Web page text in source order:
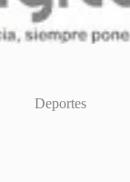
Deportes